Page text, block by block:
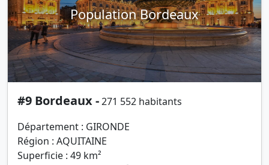
Population Bordeaux
#9 Bordeaux -271 552 habitants
Département : GIRONDE
Région : AQUITAINE
Superficie : 49 km²